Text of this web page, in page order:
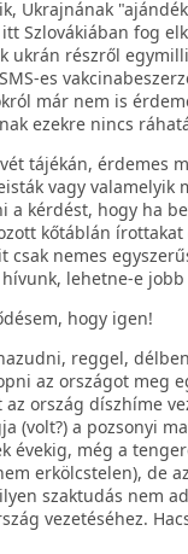
Ukrajnának
Szlovákiában fog
ukrán részről
es
már nem is
ezekre nincs
tájékán, érdemes
vagy valamelyik
a kérdést, hogy ha
kőtáblán írottakat
csak nemes
lehetne-e jobb
hogy igen!
reggel,
az országot meg
ország díszhíme
(volt?) a pozsonyi
évekig, még a
erkölcstelen), de
szaktudás nem
vezetéséhez.